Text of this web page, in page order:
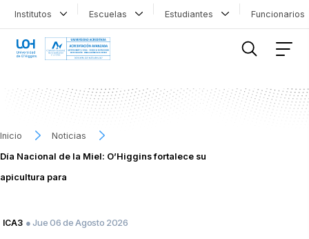
Institutos Escuelas Estudiantes
Inicio
Noticias
Día Nacional de la Miel: O’Higgins fortalece su
apicultura para
ICA3 ● Jue 06 de Agosto 2026